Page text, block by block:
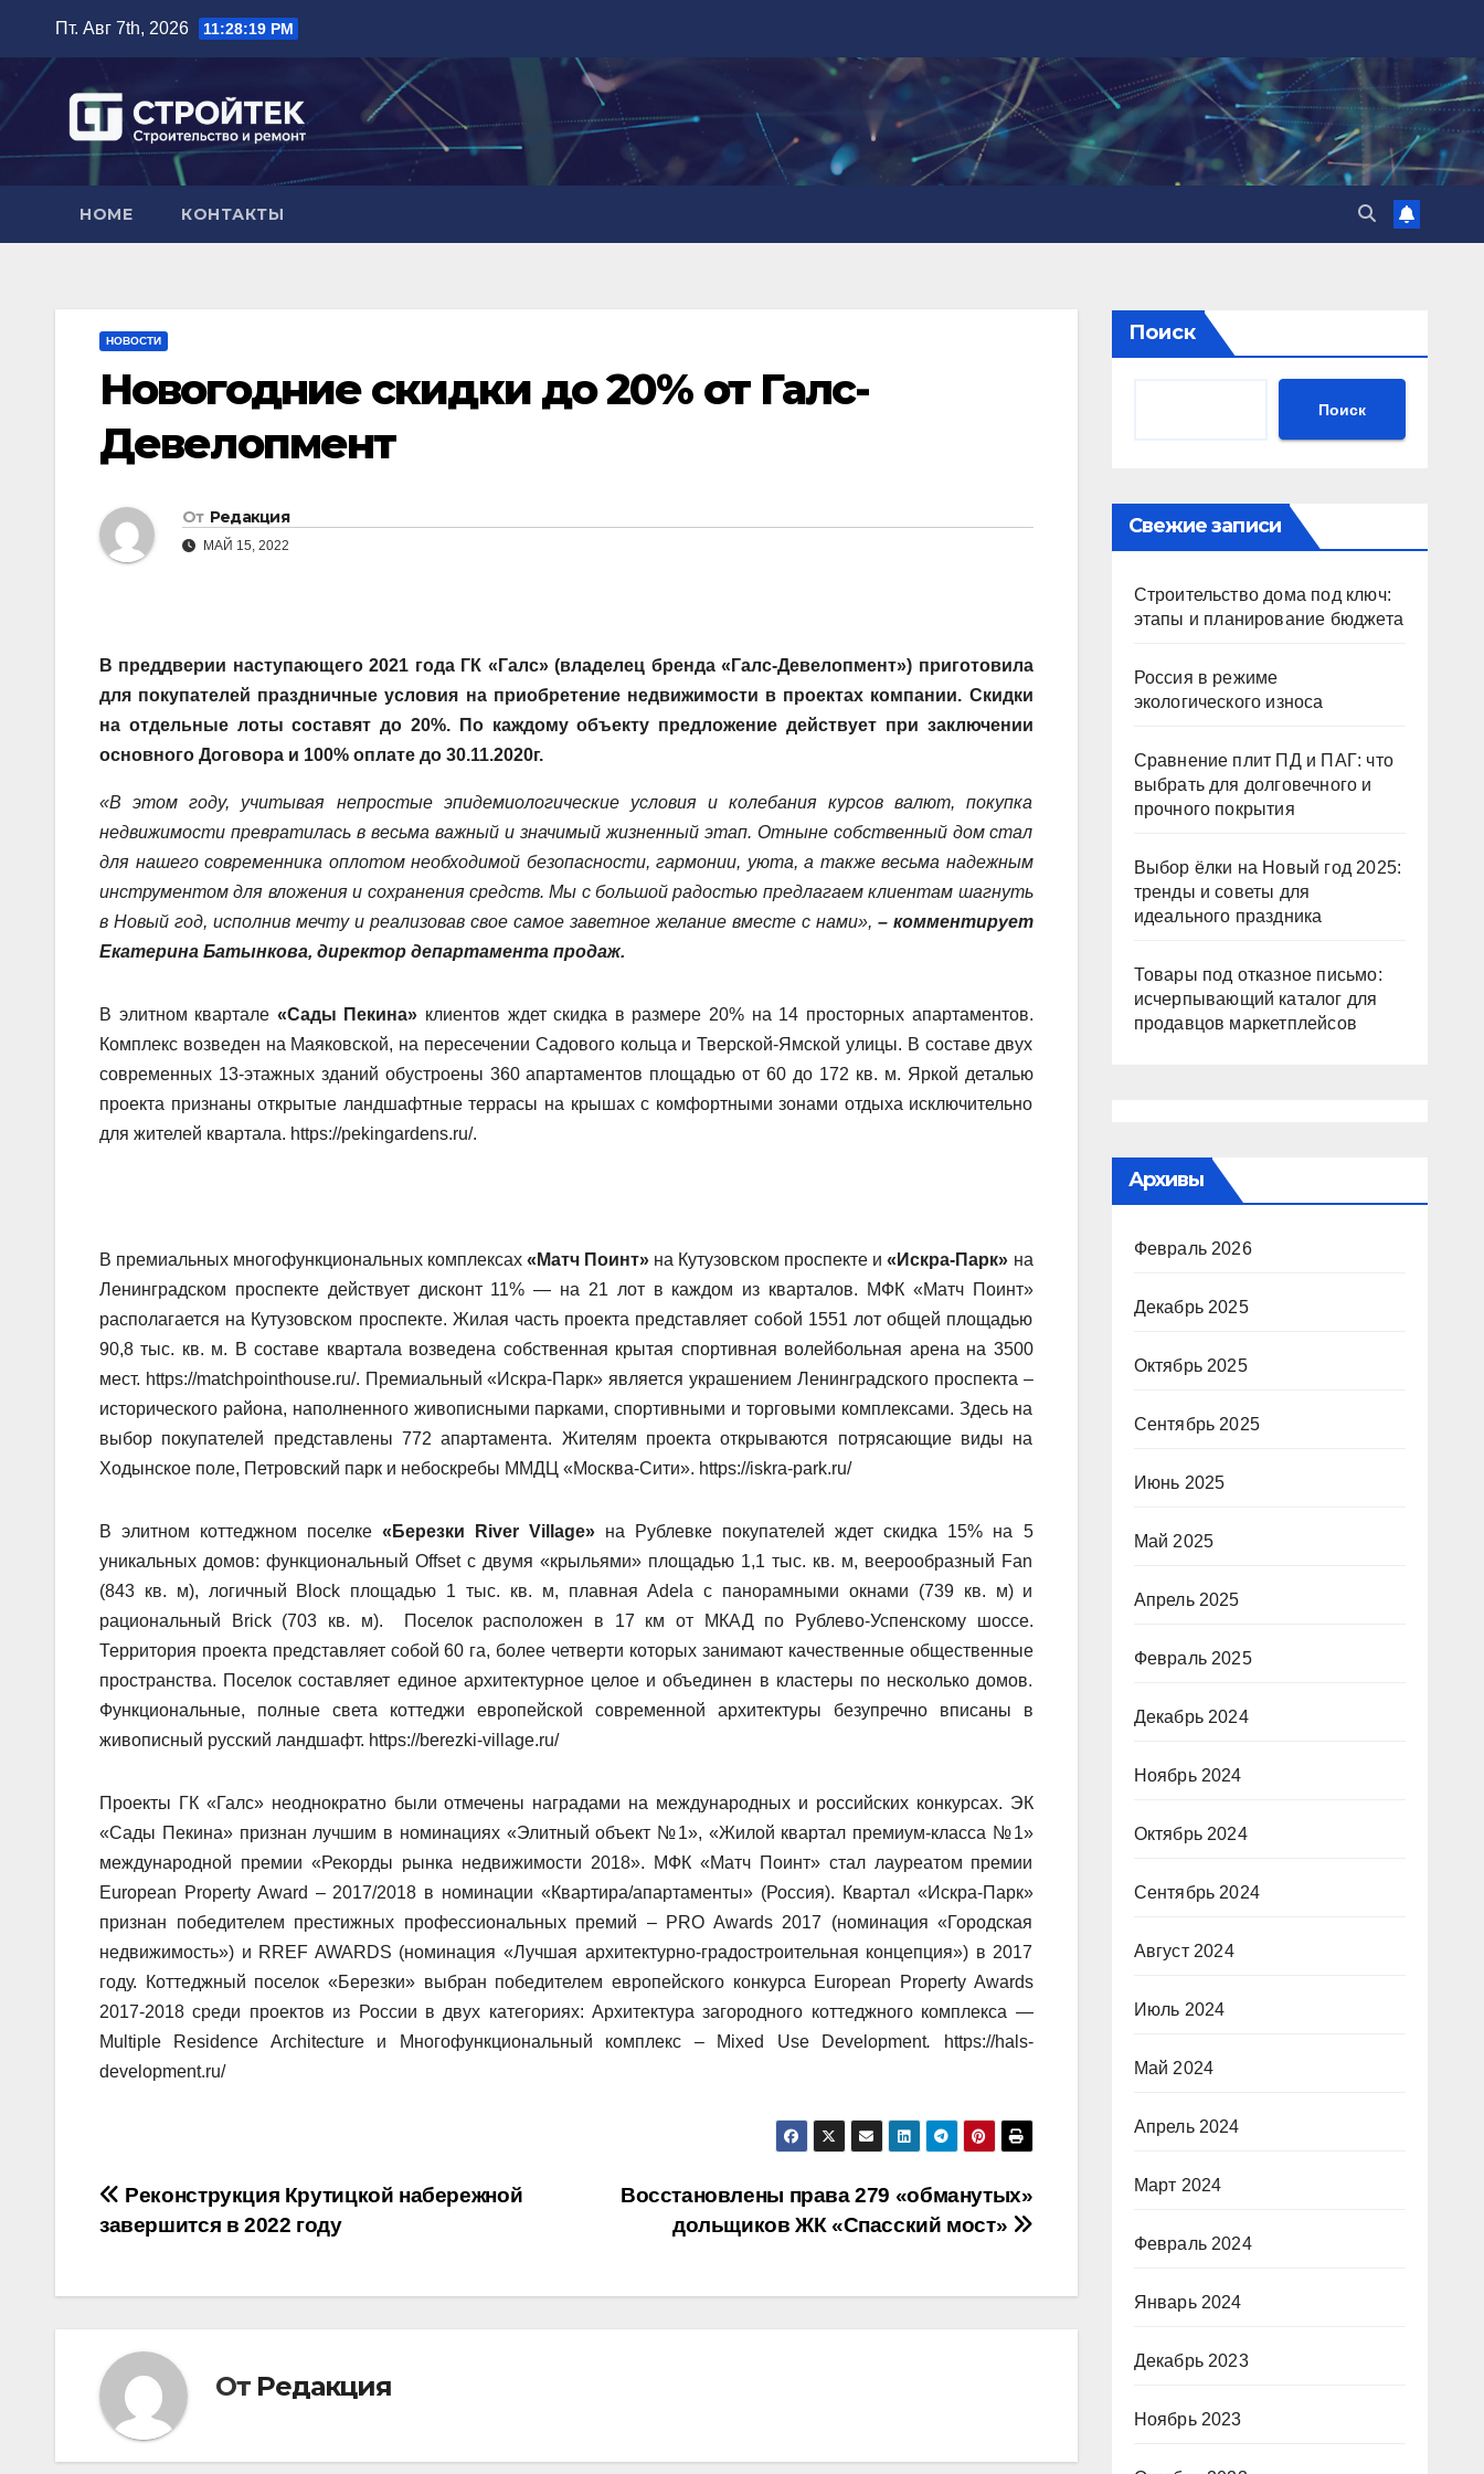
содержимому
Пт. Авг 7th, 2026 11:28:20 PM
HOME КОНТАКТЫ
НОВОСТИ
Новогодние скидки до 20% от Галс-
Девелопмент
От Редакция
МАЙ 15, 2022
В преддверии наступающего 2021 года ГК «Галс» (владелец бренда «Галс-Девелопмент») приготовила
для покупателей праздничные условия на приобретение недвижимости в проектах компании. Скидки
на отдельные лоты составят до 20%. По каждому объекту предложение действует при заключении
основного Договора и 100% оплате до 30.11.2020г.
«В этом году, учитывая непростые эпидемиологические условия и колебания курсов валют, покупка
недвижимости превратилась в весьма важный и значимый жизненный этап. Отныне собственный дом стал
для нашего современника оплотом необходимой безопасности, гармонии, уюта, а также весьма надежным
инструментом для вложения и сохранения средств. Мы с большой радостью предлагаем клиентам шагнуть
в Новый год, исполнив мечту и реализовав свое самое заветное желание вместе с нами», – комментирует
Екатерина Батынкова, директор департамента продаж.
В элитном квартале «Сады Пекина» клиентов ждет скидка в размере 20% на 14 просторных апартаментов.
Комплекс возведен на Маяковской, на пересечении Садового кольца и Тверской-Ямской улицы. В составе двух
современных 13-этажных зданий обустроены 360 апартаментов площадью от 60 до 172 кв. м. Яркой деталью
проекта признаны открытые ландшафтные террасы на крышах с комфортными зонами отдыха исключительно
для жителей квартала. https://pekingardens.ru/.
В премиальных многофункциональных комплексах«Матч Поинт» на Кутузовском проспекте и«Искра-Парк» на
Ленинградском проспекте действует дисконт 11% — на 21 лот в каждом из кварталов. МФК «Матч Поинт»
располагается на Кутузовском проспекте. Жилая часть проекта представляет собой 1551 лот общей площадью
90,8 тыс. кв. м. В составе квартала возведена собственная крытая спортивная волейбольная арена на 3500
мест. https://matchpointhouse.ru/. Премиальный «Искра-Парк» является украшением Ленинградского проспекта –
исторического района, наполненного живописными парками, спортивными и торговыми комплексами. Здесь на
выбор покупателей представлены 772 апартамента. Жителям проекта открываются потрясающие виды на
Ходынское поле, Петровский парк и небоскребы ММДЦ «Москва-Сити». https://iskra-park.ru/
В элитном коттеджном поселке«Березки River Village» на Рублевке покупателей ждет скидка 15% на 5
уникальных домов: функциональный Offset с двумя «крыльями» площадью 1,1 тыс. кв. м, веерообразный Fan
(843 кв. м), логичный Block площадью 1 тыс. кв. м, плавная Adela с панорамными окнами (739 кв. м) и
рациональный Brick (703 кв. м). Поселок расположен в 17 км от МКАД по Рублево-Успенскому шоссе.
Территория проекта представляет собой 60 га, более четверти которых занимают качественные общественные
пространства. Поселок составляет единое архитектурное целое и объединен в кластеры по несколько домов.
Функциональные, полные света коттеджи европейской современной архитектуры безупречно вписаны в
живописный русский ландшафт. https://berezki-village.ru/
Проекты ГК «Галс» неоднократно были отмечены наградами на международных и российских конкурсах. ЭК
«Сады Пекина» признан лучшим в номинациях «Элитный объект №1», «Жилой квартал премиум-класса №1»
международной премии «Рекорды рынка недвижимости 2018». МФК «Матч Поинт» стал лауреатом премии
European Property Award – 2017/2018 в номинации «Квартира/апартаменты» (Россия). Квартал «Искра-Парк»
признан победителем престижных профессиональных премий – PRO Awards 2017 (номинация «Городская
недвижимость») и RREF AWARDS (номинация «Лучшая архитектурно-градостроительная концепция») в 2017
году. Коттеджный поселок «Березки» выбран победителем европейского конкурса European Property Awards
2017-2018 среди проектов из России в двух категориях: Архитектура загородного коттеджного комплекса —
Multiple Residence Architecture и Многофункциональный комплекс – Mixed Use Development.
https://hals-
development.ru/
Навигация
записям
Восстановлены права 279 «обманутых»
дольщиков ЖК «Спасский мост»
Реконструкция Крутицкой набережной
завершится в 2022 году
От Редакция
Поиск
Поиск
Свежие записи
Строительство дома под ключ:
этапы и планирование бюджета
Россия в режиме
экологического износа
Сравнение плит ПД и ПАГ: что
выбрать для долговечного и
прочного покрытия
Выбор ёлки на Новый год 2025:
тренды и советы для
идеального праздника
Товары под отказное письмо:
исчерпывающий каталог для
продавцов маркетплейсов
Архивы
Февраль 2026
Декабрь 2025
Октябрь 2025
Сентябрь 2025
Июнь 2025
Май 2025
Апрель 2025
Февраль 2025
Декабрь 2024
Ноябрь 2024
Октябрь 2024
Сентябрь 2024
Август 2024
Июль 2024
Май 2024
Апрель 2024
Март 2024
Февраль 2024
Январь 2024
Декабрь 2023
Ноябрь 2023